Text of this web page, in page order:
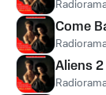
Come
Aliens